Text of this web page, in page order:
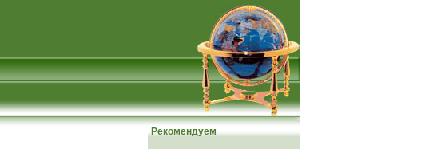
Рекомендуем